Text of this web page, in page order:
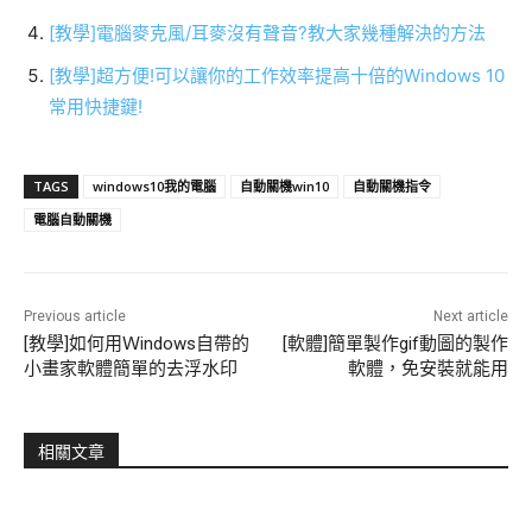
[教學]電腦麥克風/耳麥沒有聲音?教大家幾種解決的方法
[教學]超方便!可以讓你的工作效率提高十倍的Windows 10
常用快捷鍵!
TAGS windows10我的電腦 自動關機win10
自動關機指令
電腦自動關機
Previous article
[教學]如何用Ｗindows自帶的
小畫家軟體簡單的去浮水印
Next article
[軟體]簡單製作gif動圖的製作
軟體，免安裝就能用
相關文章